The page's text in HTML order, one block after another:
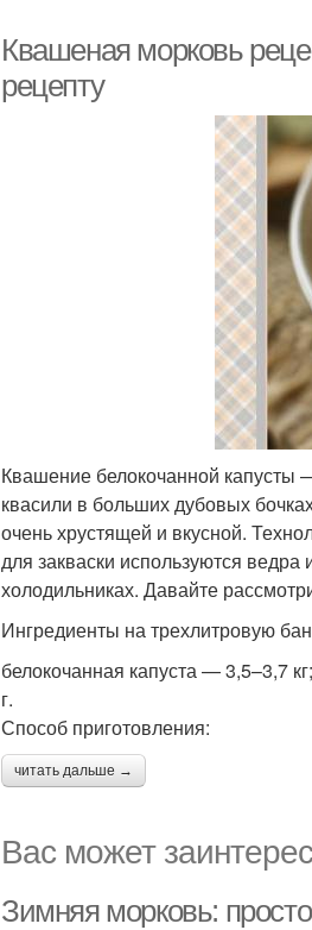
Квашеная морковь
рецепту
Квашение белокочанной капусты
квасили в больших дубовых
очень хрустящей и вкусной.
для закваски используются
холодильниках. Давайте
Ингредиенты на трехлитровую
белокочанная капуста — 3,5–3,7
г.
Способ приготовления:
читать дальше →
Вас может
Зимняя морковь: